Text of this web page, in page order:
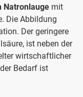
Natronlauge mit
Die Abbildung
Der geringere
ist neben der
wirtschaftlicher
Bedarf ist